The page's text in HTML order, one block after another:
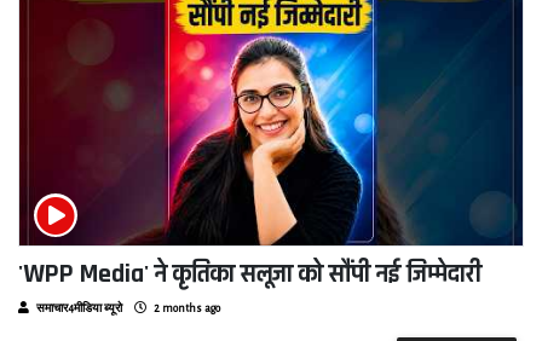
'WPP Media' ने कृतिका सलूजा को सौंपी नई जिम्मेदारी
समाचार4मीडिया ब्यूरो 2 months ago